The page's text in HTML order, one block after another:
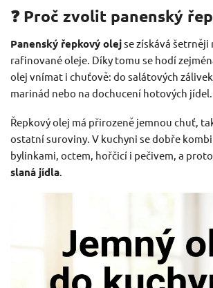
❓ Proč zvolit panenský
Panenský řepkový olejse získává šetrněji
rafinované oleje. Díky tomu se hodí
olej vnímat i chuťově: do salátových
marinád nebo na dochucení hotových jídel.
Řepkový olej má přirozeně jemnou chuť,
ostatní suroviny. V kuchyni se dobře
bylinkami, octem, hořčicí i pečivem, a
slaná jídla.